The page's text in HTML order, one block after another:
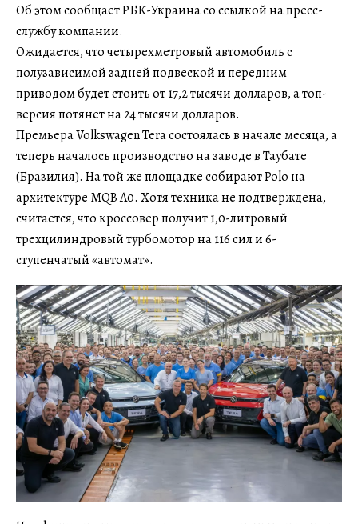
Об этом сообщает РБК-Украина со ссылкой на пресс-
службу компании.
Ожидается, что четырехметровый автомобиль с
полузависимой задней подвеской и передним
приводом будет стоить от 17,2 тысячи долларов, а топ-
версия потянет на 24 тысячи долларов.
Премьера Volkswagen Tera состоялась в начале месяца, а
теперь началось производство на заводе в Таубате
(Бразилия). На той же площадке собирают Polo на
архитектуре MQB A0. Хотя техника не подтверждена,
считается, что кроссовер получит 1,0-литровый
трехцилиндровый турбомотор на 116 сил и 6-
ступенчатый «автомат».